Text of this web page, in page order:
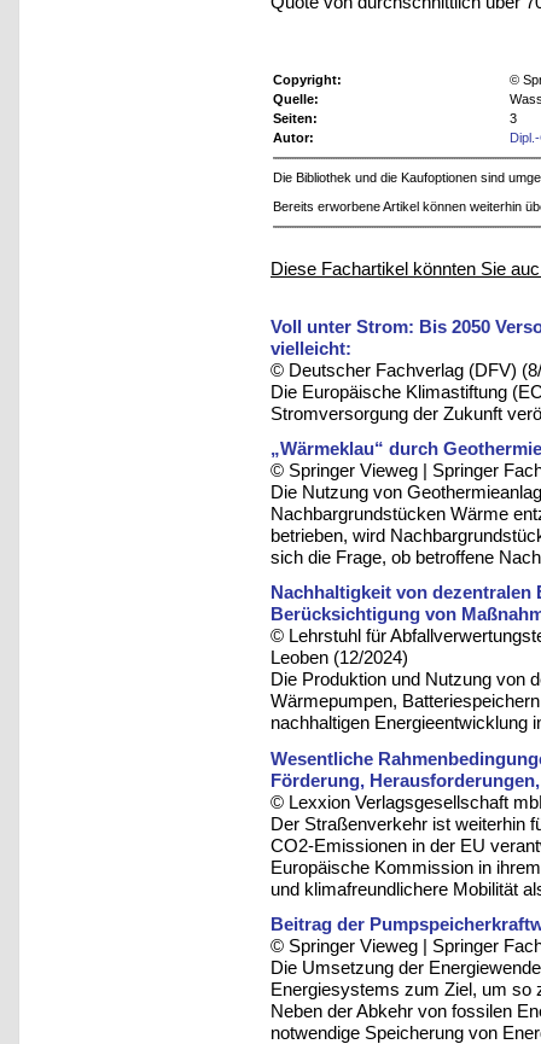
Copyright:
©
Quelle:
Seiten:
3
Autor:
Die Bibliothek und die Kaufoptionen sind
Bereits erworbene Artikel können weiterhin
Diese Fachartikel könnten Sie
Voll unter Strom: Bis 2050
vielleicht:
© Deutscher Fachverlag (DFV)
Die Europäische Klimastiftung
Stromversorgung der Zukunft
„Wärmeklau“ durch
© Springer Vieweg | Springer
Die Nutzung von
Nachbargrundstücken Wärme
betrieben, wird
sich die Frage, ob betroffene
Nachhaltigkeit von
Berücksichtigung von
© Lehrstuhl für
Leoben (12/2024)
Die Produktion und Nutzung von
Wärmepumpen,
nachhaltigen Energieentwicklung
Wesentliche
Förderung,
© Lexxion Verlagsgesellschaft
Der Straßenverkehr ist weiterhin
CO2-Emissionen in der EU
Europäische Kommission in
und klimafreundlichere Mobilität
Beitrag der
© Springer Vieweg | Springer
Die Umsetzung der
Energiesystems zum Ziel, um so
Neben der Abkehr von fossilen
notwendige Speicherung von